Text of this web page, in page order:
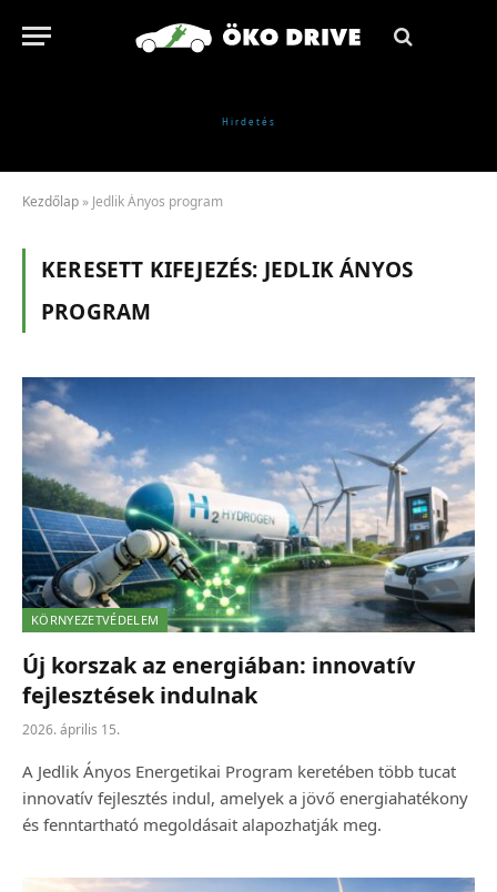
Kezdőlap » Jedlik Ányos program
KERESETT KIFEJEZÉS: JEDLIK ÁNYOS
PROGRAM
KÖRNYEZETVÉDELEM
Új korszak az energiában: innovatív
fejlesztések indulnak
2026. április 15.
A Jedlik Ányos Energetikai Program keretében több tucat
innovatív fejlesztés indul, amelyek a jövő energiahatékony
és fenntartható megoldásait alapozhatják meg.